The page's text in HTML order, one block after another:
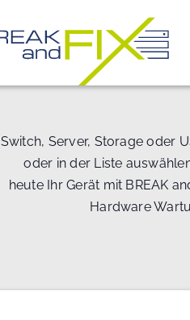
Switch, Server, Storage oder
oder in der Liste
heute Ihr Gerät mit BREAK
Hardware